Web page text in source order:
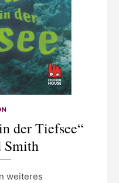
der Tiefsee“
Smith
weiteres